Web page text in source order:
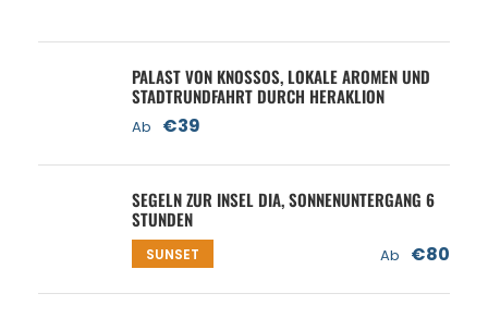
PALAST VON KNOSSOS, LOKALE AROMEN UND
STADTRUNDFAHRT DURCH HERAKLION
Ab €39
SEGELN ZUR INSEL DIA, SONNENUNTERGANG 6
STUNDEN
SUNSET Ab €80